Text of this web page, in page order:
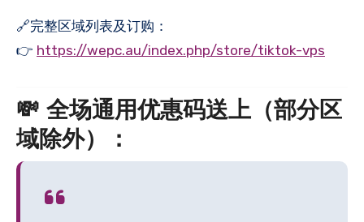
🔗完整区域列表及订购：
👉 https://wepc.au/index.php/store/tiktok-vps
💸 全场通用优惠码送上（部分区
域除外）：